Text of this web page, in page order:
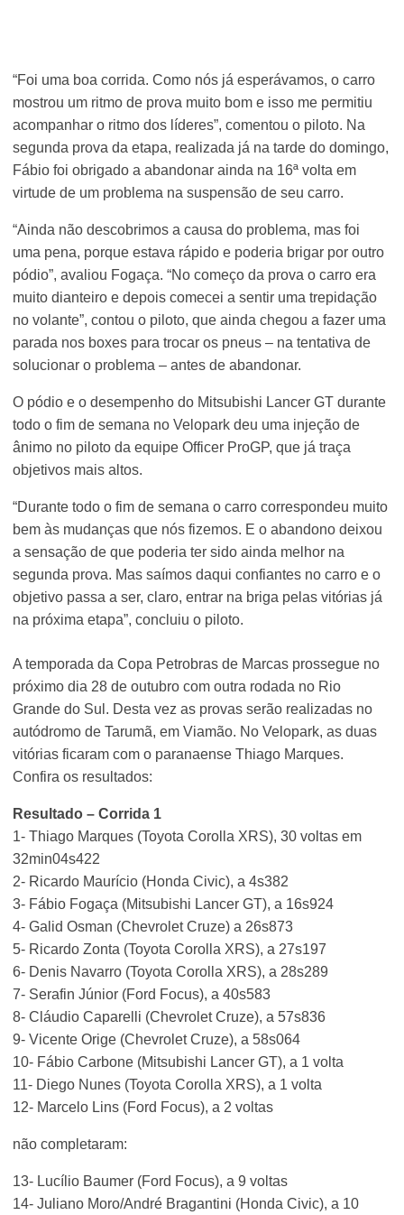
“Foi uma boa corrida. Como nós já esperávamos, o carro
mostrou um ritmo de prova muito bom e isso me permitiu
acompanhar o ritmo dos líderes”, comentou o piloto. Na
segunda prova da etapa, realizada já na tarde do domingo,
Fábio foi obrigado a abandonar ainda na 16ª volta em
virtude de um problema na suspensão de seu carro.
“Ainda não descobrimos a causa do problema, mas foi
uma pena, porque estava rápido e poderia brigar por outro
pódio”, avaliou Fogaça. “No começo da prova o carro era
muito dianteiro e depois comecei a sentir uma trepidação
no volante”, contou o piloto, que ainda chegou a fazer uma
parada nos boxes para trocar os pneus – na tentativa de
solucionar o problema – antes de abandonar.
O pódio e o desempenho do Mitsubishi Lancer GT durante
todo o fim de semana no Velopark deu uma injeção de
ânimo no piloto da equipe Officer ProGP, que já traça
objetivos mais altos.
“Durante todo o fim de semana o carro correspondeu muito
bem às mudanças que nós fizemos. E o abandono deixou
a sensação de que poderia ter sido ainda melhor na
segunda prova. Mas saímos daqui confiantes no carro e o
objetivo passa a ser, claro, entrar na briga pelas vitórias já
na próxima etapa”, concluiu o piloto.
A temporada da Copa Petrobras de Marcas prossegue no
próximo dia 28 de outubro com outra rodada no Rio
Grande do Sul. Desta vez as provas serão realizadas no
autódromo de Tarumã, em Viamão. No Velopark, as duas
vitórias ficaram com o paranaense Thiago Marques.
Confira os resultados:
Resultado – Corrida 1
1- Thiago Marques (Toyota Corolla XRS), 30 voltas em
32min04s422
2- Ricardo Maurício (Honda Civic), a 4s382
3- Fábio Fogaça (Mitsubishi Lancer GT), a 16s924
4- Galid Osman (Chevrolet Cruze) a 26s873
5- Ricardo Zonta (Toyota Corolla XRS), a 27s197
6- Denis Navarro (Toyota Corolla XRS), a 28s289
7- Serafin Júnior (Ford Focus), a 40s583
8- Cláudio Caparelli (Chevrolet Cruze), a 57s836
9- Vicente Orige (Chevrolet Cruze), a 58s064
10- Fábio Carbone (Mitsubishi Lancer GT), a 1 volta
11- Diego Nunes (Toyota Corolla XRS), a 1 volta
12- Marcelo Lins (Ford Focus), a 2 voltas
não completaram:
13- Lucílio Baumer (Ford Focus), a 9 voltas
14- Juliano Moro/André Bragantini (Honda Civic), a 10